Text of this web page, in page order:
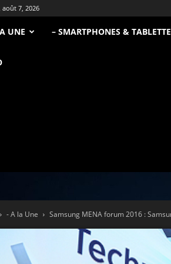
7, 2026
UNE – SMARTPHONES &
- A la Une Samsung MENA forum 2016 :